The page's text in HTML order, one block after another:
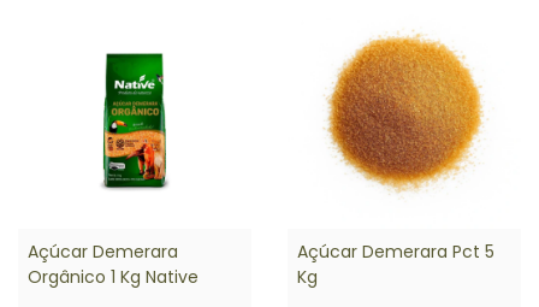
Açúcar Demerara
Orgânico 1 Kg Native
Açúcar Demerara Pct 5
Kg